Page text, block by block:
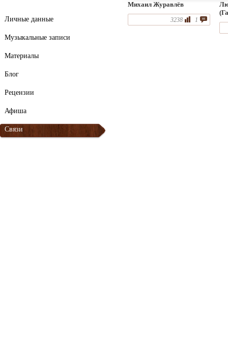
Личные данные
Музыкальные записи
Материалы
Блог
Рецензии
Афиша
Связи
Михаил Журавлёв
1
3238